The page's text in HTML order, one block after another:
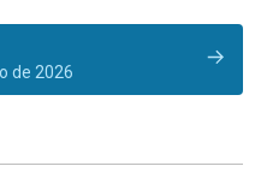
de 2026